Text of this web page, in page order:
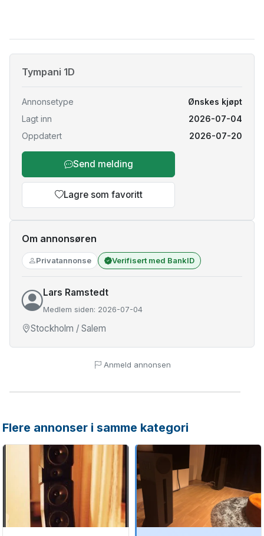
Tympani 1D
Annonsetype
Ønskes kjøpt
Lagt inn
2026-07-04
Oppdatert
2026-07-20
Send melding
Lagre som favoritt
Om annonsøren
Privatannonse Verifisert med BankID
Lars Ramstedt
Medlem siden: 2026-07-04
Stockholm / Salem
Anmeld annonsen
Flere annonser i samme kategori